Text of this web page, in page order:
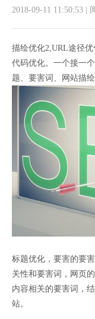
2018-09-11 11:50:53
描绘优化2,URL途径
代码优化。一个接一
题、要害词、网站描绘
标题优化，要害的要
关性和要害词，网页
内容相关的要害词，
站。